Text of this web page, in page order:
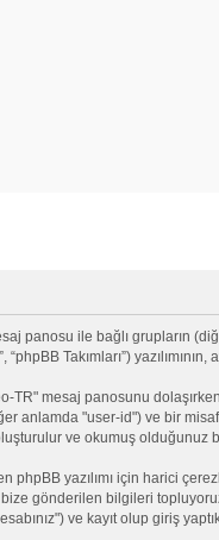
panosu ile bağlı grupların
“phpBB Takımları”)
TR" mesaj panosunu
anlamda "user-id") ve bir
ve okumuş olduğunuz
phpBB yazılımı için harici
gönderilen bilgileri
ve kayıt olup giriş